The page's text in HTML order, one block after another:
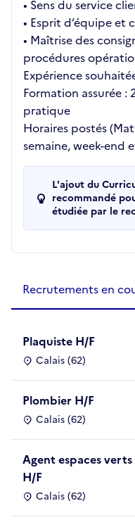
• Sens du service
• Esprit d’équipe et
• Maîtrise des
procédures
Expérience
Formation assurée :
pratique
Horaires postés
semaine, week-end
L'ajout du
recommandé
étudiée par le
Recrutements en
Plaquiste H/F
Calais (62)
Plombier H/F
Calais (62)
Agent espaces verts
H/F
Calais (62)